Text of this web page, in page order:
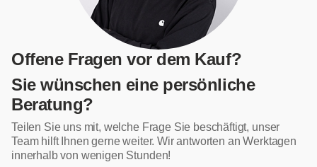
Offene Fragen vor dem Kauf?
Sie wünschen eine persönliche
Beratung?
Teilen Sie uns mit, welche Frage Sie beschäftigt, unser
Team hilft Ihnen gerne weiter. Wir antworten an Werktagen
innerhalb von wenigen Stunden!